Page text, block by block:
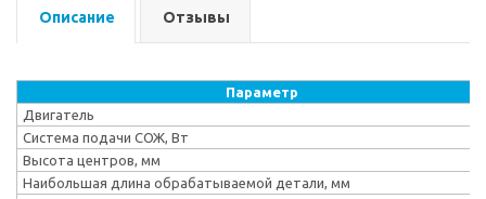
Описание Отзывы
Параметр
Двигатель
Система подачи СОЖ, Вт
Высота центров, мм
Наибольшая длина обрабатываемой детали, мм